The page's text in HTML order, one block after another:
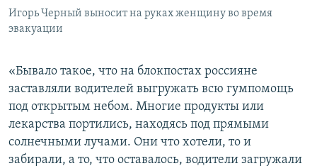
Игорь Черный выносит на руках женщину во время
эвакуации
«Бывало такое, что на блокпостах россияне
заставляли водителей выгружать всю гумпомощь
под открытым небом. Многие продукты или
лекарства портились, находясь под прямыми
солнечными лучами. Они что хотели, то и
забирали, а то, что оставалось, водители загружали